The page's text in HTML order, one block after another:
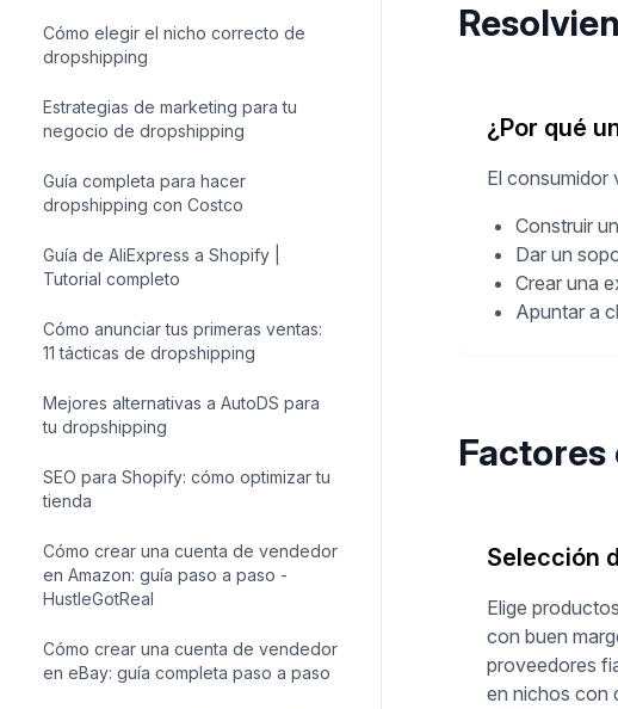
Cómo elegir el nicho correcto de
dropshipping
Estrategias de marketing para tu
negocio de dropshipping
Guía completa para hacer
dropshipping con Costco
Guía de AliExpress a Shopify |
Tutorial completo
Cómo anunciar tus primeras ventas:
11 tácticas de dropshipping
Mejores alternativas a AutoDS para
tu dropshipping
SEO para Shopify: cómo optimizar tu
tienda
Cómo crear una cuenta de vendedor
en Amazon: guía paso a paso -
HustleGotReal
Cómo crear una cuenta de vendedor
en eBay: guía completa paso a paso
¿Por qué
El consumidor
Construir
Dar un
Crear una
Apuntar a
Factores
Selección
Elige
con buen
proveedores
en nichos con